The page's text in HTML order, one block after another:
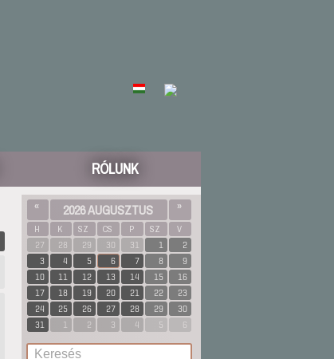
RÓLUNK
« 2026 AUGUSZTUS »
H K SZ CS P SZ
V
27
28 29 30 31 1
2
3
4 5 6 7 8
9
10
11 12 13 14 15
16
17
18 19 20 21 22
23
24
25 26 27 28 29
30
31
1 2 3 4 5 6